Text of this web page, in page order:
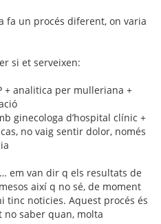
fa un procés diferent, on varia
si et serveixen:
+ analitica per mulleriana +
ginecologa d’hospital clínic +
no vaig sentir dolor, només
em van dir q els resultats de
així q no sé, de moment
tinc noticies. Aquest procés és
no saber quan, molta